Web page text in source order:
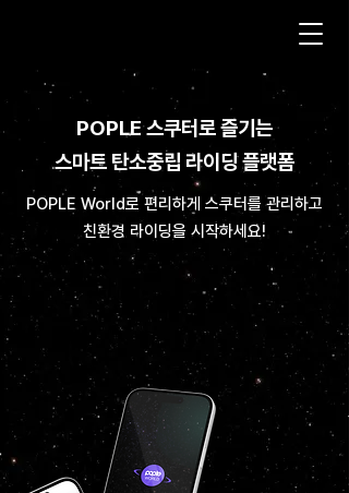
POPLE 스쿠터로 즐기는
스마트 탄소중립 라이딩 플랫폼
POPLE World로 편리하게 스쿠터를 관리하고
친환경 라이딩을 시작하세요!